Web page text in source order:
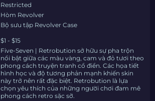
Restricted
Hòm Revolver
Bộ sưu tập Revolver Case
$1 - $15
Five-Seven | Retrobution sở hữu sự pha trộn
nổi bật giữa các màu vàng, cam và đỏ tươi theo
phong cách truyện tranh cổ điển. Các họa tiết
hình học và độ tương phản mạnh khiến skin
này trở nên rất đặc biệt. Retrobution là lựa
chọn yêu thích của những người chơi đam mê
phong cách retro sặc sỡ.